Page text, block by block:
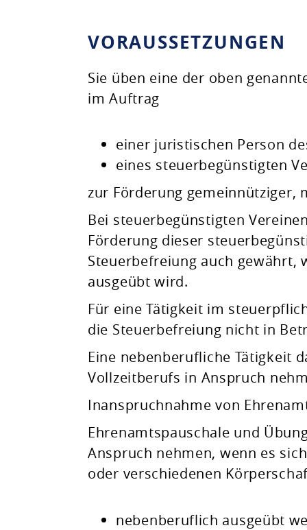
VORAUSSETZUNGEN
Sie üben eine der oben
im Auftrag
einer juristischen Person
eines steuerbegünstigten
zur Förderung gemeinnütziger,
Bei steuerbegünstigten
Förderung dieser
Steuerbefreiung auch gewährt,
ausgeübt wird.
Für eine Tätigkeit im
die Steuerbefreiung nicht in
Eine nebenberufliche Tätigkeit
Vollzeitberufs in Anspruch
Inanspruchnahme von
Ehrenamtspauschale und
Anspruch nehmen, wenn es
oder verschiedenen
nebenberuflich ausgeübt